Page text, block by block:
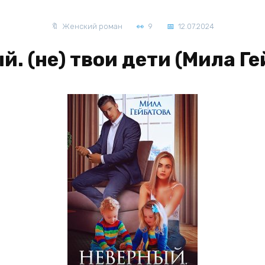
Женский роман 9 12.07.2024
(не) твои дети (Мила